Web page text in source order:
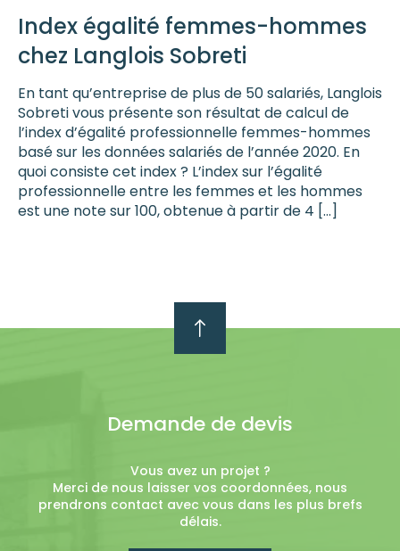
Index égalité femmes-hommes
chez Langlois Sobreti
En tant qu’entreprise de plus de 50 salariés, Langlois
Sobreti vous présente son résultat de calcul de
l’index d’égalité professionnelle femmes-hommes
basé sur les données salariés de l’année 2020. En
quoi consiste cet index ? L’index sur l’égalité
professionnelle entre les femmes et les hommes
est une note sur 100, obtenue à partir de 4 […]
Demande de devis
Vous avez un projet ?
Merci de nous laisser vos coordonnées, nous
prendrons contact avec vous dans les plus brefs
délais.